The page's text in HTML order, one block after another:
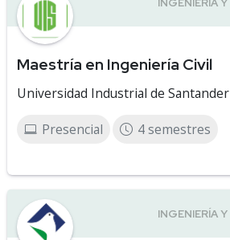
Maestría en Ingeniería Civil
Universidad Industrial de Santander
Presencial 4 semestres